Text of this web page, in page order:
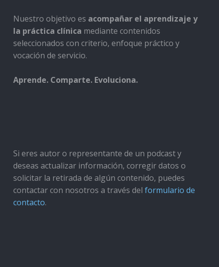
Nuestro objetivo es acompañar el aprendizaje y
la práctica clínica mediante contenidos
seleccionados con criterio, enfoque práctico y
vocación de servicio.
Aprende. Comparte. Evoluciona.
Si eres autor o representante de un podcast y
deseas actualizar información, corregir datos o
solicitar la retirada de algún contenido, puedes
contactar con nosotros a través del formulario de
contacto.